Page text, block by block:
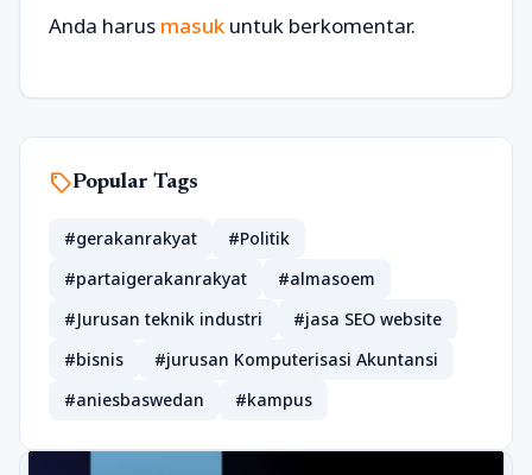
Anda harus masuk untuk berkomentar.
sellPopular Tags
#gerakanrakyat
#Politik
#partaigerakanrakyat
#almasoem
#Jurusan teknik industri
#jasa SEO website
#bisnis
#jurusan Komputerisasi Akuntansi
#aniesbaswedan
#kampus